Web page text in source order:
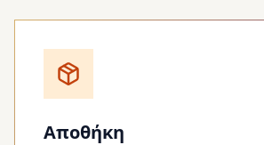
Αποθήκη